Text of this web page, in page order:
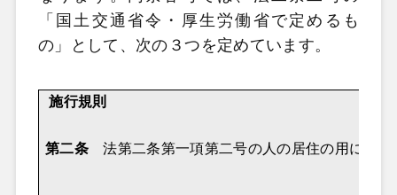
「国土交通省令・厚生労働省で定めるも
の」として、次の３つを定めています。
施行規則
第二条 法第二条第一項第二号の人の居住の用に供